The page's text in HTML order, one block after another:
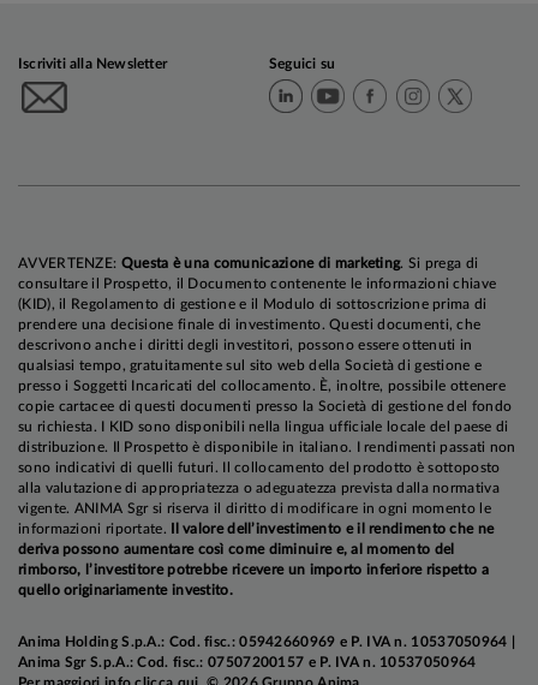
Iscriviti alla Newsletter Seguici su
AVVERTENZE: Questa è una comunicazione di marketing. Si prega di
consultare il Prospetto, il Documento contenente le informazioni chiave
(KID), il Regolamento di gestione e il Modulo di sottoscrizione prima di
prendere una decisione finale di investimento. Questi documenti, che
descrivono anche i diritti degli investitori, possono essere ottenuti in
qualsiasi tempo, gratuitamente sul sito web della Società di gestione e
presso i Soggetti Incaricati del collocamento. È, inoltre, possibile ottenere
copie cartacee di questi documenti presso la Società di gestione del fondo
su richiesta. I KID sono disponibili nella lingua ufficiale locale del paese di
distribuzione. Il Prospetto è disponibile in italiano. I rendimenti passati non
sono indicativi di quelli futuri. Il collocamento del prodotto è sottoposto
alla valutazione di appropriatezza o adeguatezza prevista dalla normativa
vigente. ANIMA Sgr si riserva il diritto di modificare in ogni momento le
informazioni riportate.
Il valore dell’investimento e il rendimento che ne
deriva possono aumentare così come diminuire e, al momento del
rimborso, l’investitore potrebbe ricevere un importo inferiore rispetto a
quello originariamente investito.
Anima Holding S.p.A.: Cod. fisc.: 05942660969 e P. IVA n. 10537050964 |
Anima Sgr S.p.A.: Cod. fisc.: 07507200157 e P. IVA n. 10537050964